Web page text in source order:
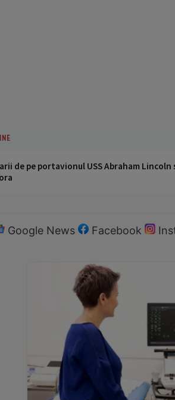
de pe portavionul USS Abraham
Google News Facebook